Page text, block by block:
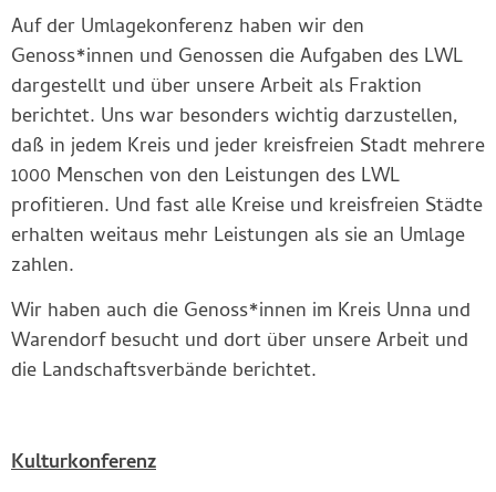
Auf der Umlagekonferenz haben wir den
Genoss*innen und Genossen die Aufgaben des LWL
dargestellt und über unsere Arbeit als Fraktion
berichtet. Uns war besonders wichtig darzustellen,
daß in jedem Kreis und jeder kreisfreien Stadt mehrere
1000 Menschen von den Leistungen des LWL
profitieren. Und fast alle Kreise und kreisfreien Städte
erhalten weitaus mehr Leistungen als sie an Umlage
zahlen.
Wir haben auch die Genoss*innen im Kreis Unna und
Warendorf besucht und dort über unsere Arbeit und
die Landschaftsverbände berichtet.
Kulturkonferenz